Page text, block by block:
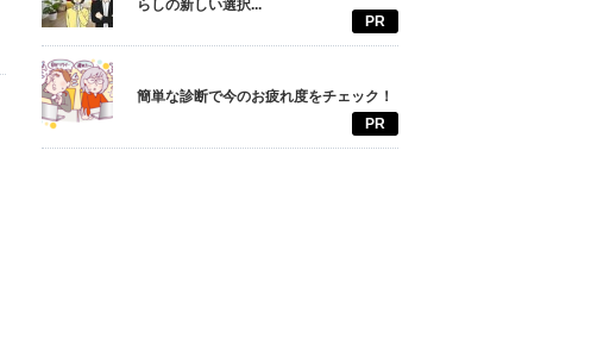
らしの新しい選択...
PR
簡単な診断で今のお疲れ度をチェック！
PR